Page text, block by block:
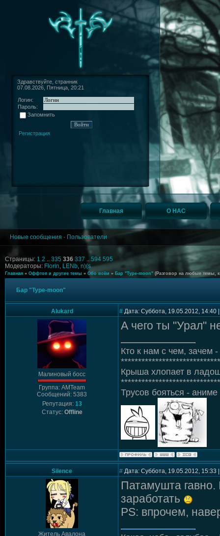
Здравствуйте, странник
07.08.2026, Пятница, 20:21
Логин:
Пароль:
Запомнить
Регистрация
Главная О НАС
Новые сообщения · Пользователи
Страницы: 1 2 .. 335 336 337 .. 594 595
Модераторы: Florin, LENb, n)(s
Главная » Оффтоп и другие темы » Обо всём » Бар "Type-moon" (Разговор на любые темы,
Бар "Type-moon"
Alukard # Дата: Суббота, 19.05.2012,
Малиновый босс
Группа: AMTeam
Сообщений: 5383
Репутация: 13
Статус: Offline
А чего ты "Урал"
Кто к нам с чем, зачем -
Крыша хлопает в
Трусов бояться - аниме
Silence # Дата: Суббота, 19.05.2012,
Житель Авалона
Патамушта
заработать
PS: впрочем,